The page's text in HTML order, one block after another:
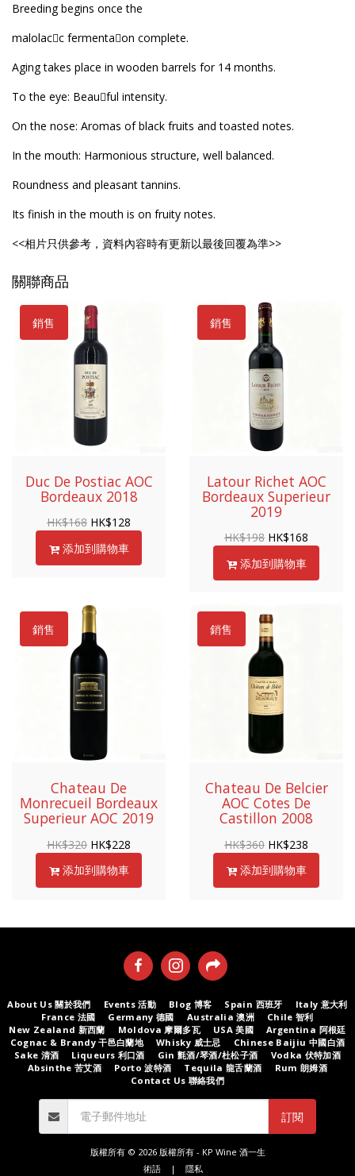
Breeding begins once the
malolac􀆟c fermenta􀆟on complete.
Aging takes place in wooden barrels for 14 months.
To the eye: Beau􀆟ful intensity.
On the nose: Aromas of black fruits and toasted notes.
In the mouth: Harmonious structure, well balanced.
Roundness and pleasant tannins.
Its finish in the mouth is on fruity notes.
<<相片只供參考，資料內容時有更新以最後回覆為準>>
關聯商品
銷售
Duc De Postiac AOC
Bordeaux 2018
HK$168 HK$128
添加到購物車
銷售
Latour Richet AOC
Bordeaux Superieur
2019
HK$198 HK$168
添加到購物車
銷售
Chateau De
Monrecueil Bordeaux
Superieur AOC 2019
HK$320 HK$228
添加到購物車
銷售
Chateau De Belcier
AOC Cotes De
Castillon 2008
HK$360 HK$238
添加到購物車
About Us 關於我們 Events 活動 Blog 博客 Spain 西班牙
Italy 意大利
France 法國
Germany 德國 Australia 澳洲
Chile 智利
New Zealand 新西蘭
Moldova 摩爾多瓦 USA 美國
Argentina 阿根廷
Cognac & Brandy 干邑白蘭地
Whisky 威士忌
Chinese Baijiu 中國白酒
Sake 清酒
Liqueurs 利口酒 Gin 氈酒/琴酒/杜松子酒
Vodka 伏特加酒
Absinthe 苦艾酒
Porto 波特酒 Tequila 龍舌蘭酒
Rum 朗姆酒
Contact Us 聯絡我們
訂閱
版權所有 © 2026 版權所有 - KP Wine 酒一生
術語| 隱私